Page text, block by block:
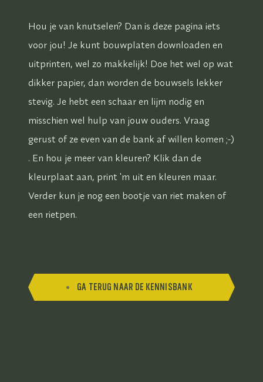
Hou je van knutselen? Dan is deze pagina iets
voor jou! Je kunt bouwplaten downloaden en
uitprinten, wel zo makkelijk! Doe het wel op wat
dikker papier, dan worden de bouwsels lekker
stevig. Je hebt een schaar en lijm nodig en
misschien wel hulp van jouw ouders. Vraag
gerust of ze even van de bank af willen komen ;-)
. En hou je meer van kleuren? Klik dan de
kleurplaat aan, print 'm uit en kleuren maar.
Verder kun je nog een bootje van riet maken of
een rietpen.
GA TERUG NAAR DE KENNISBANK